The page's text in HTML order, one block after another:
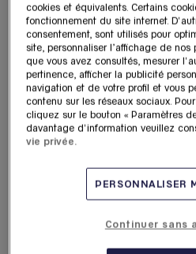
3
11.21
km
HO&JO
Lafayette
40 Boulevard
75009 Paris
4,7/5Note de 4.7 sur 5
(26 avis)
Fermé
Rolex -
Haussmann
cookies et équivalents. Certains
fonctionnement du site internet.
consentement, sont utilisés pour
site, personnaliser l’affichage de
que vous avez consultés, mesurer
pertinence, afficher la publicité
navigation et de votre profil et vous
contenu sur les réseaux sociaux.
cliquez sur le bouton « Paramètres
davantage d'information veuillez
vie privée.
PERSONNALISER
Continuer sans